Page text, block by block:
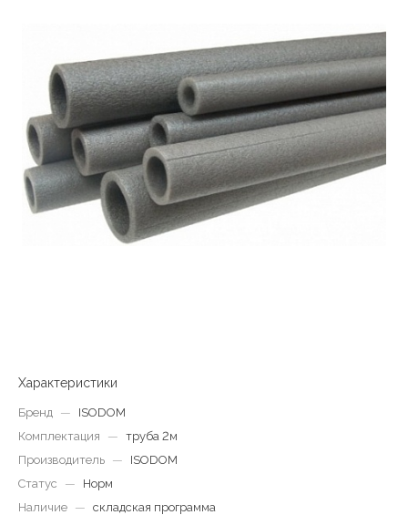
Характеристики
Бренд —
ISODOM
Комплектация
— труба 2м
Производитель —
ISODOM
Статус
—
Норм
Наличие — складская программа